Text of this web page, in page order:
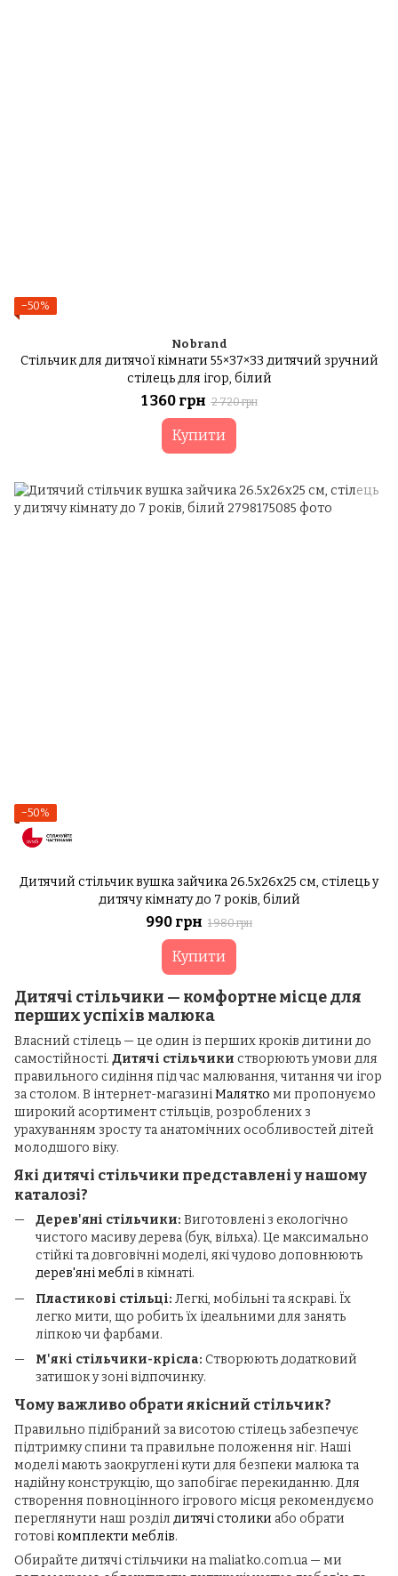
−50%
No brand
Стільчик для дитячої кімнати 55×37×33 дитячий зручний
стілець для ігор, білий
1 360 грн 2 720 грн
Купити
−50%
Дитячий стільчик вушка зайчика 26.5х26х25 см, стілець у
дитячу кімнату до 7 років, білий
990 грн 1 980 грн
Купити
Дитячі стільчики — комфортне місце для
перших успіхів малюка
Власний стілець — це один із перших кроків дитини до
самостійності. Дитячі стільчики створюють умови для
правильного сидіння під час малювання, читання чи ігор
за столом. В інтернет-магазиніМалятко ми пропонуємо
широкий асортимент стільців, розроблених з
урахуванням зросту та анатомічних особливостей дітей
молодшого віку.
Які дитячі стільчики представлені у нашому
каталозі?
Дерев'яні стільчики: Виготовлені з екологічно
чистого масиву дерева (бук, вільха). Це максимально
стійкі та довговічні моделі, які чудово доповнюють
дерев'яні меблів кімнаті.
Пластикові стільці: Легкі, мобільні та яскраві. Їх
легко мити, що робить їх ідеальними для занять
ліпкою чи фарбами.
М'які стільчики-крісла: Створюють додатковий
затишок у зоні відпочинку.
Чому важливо обрати якісний стільчик?
Правильно підібраний за висотою стілець забезпечує
підтримку спини та правильне положення ніг. Наші
моделі мають заокруглені кути для безпеки малюка та
надійну конструкцію, що запобігає перекиданню. Для
створення повноцінного ігрового місця рекомендуємо
переглянути наш розділ дитячі столики або обрати
готовікомплекти меблів.
Обирайте дитячі стільчики на maliatko.com.ua — ми